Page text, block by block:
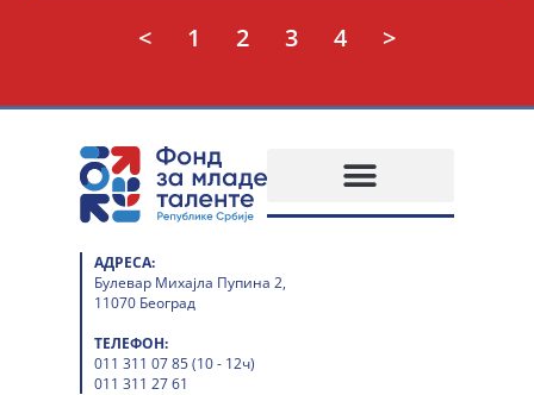
< 1 2 3 4 >
АДРЕСА:
Булевар Михајла Пупина 2,
11070 Београд
ТЕЛЕФОН:
011 311 07 85 (10 - 12ч)
011 311 27 61